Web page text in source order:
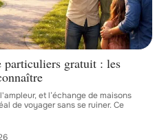
particuliers gratuit : les
et l’échange de maisons
de voyager sans se ruiner. Ce